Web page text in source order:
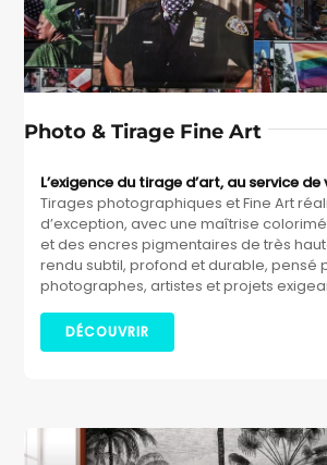
Photo & Tirage Fine Art
L’exigence du tirage d’art, au service
Tirages photographiques et Fine Art
d’exception, avec une maîtrise
et des encres pigmentaires de très
rendu subtil, profond et durable, pensé
photographes, artistes et projets
DÉCOUVRIR